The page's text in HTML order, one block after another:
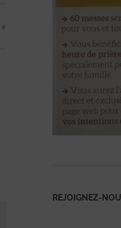
»
REJOIGNEZ-